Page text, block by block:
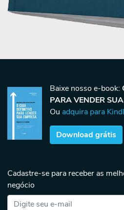
Baixe nosso e-book:
PARA VENDER
Ou adquira para
Download grátis
Cadastre-se para receber as
negócio